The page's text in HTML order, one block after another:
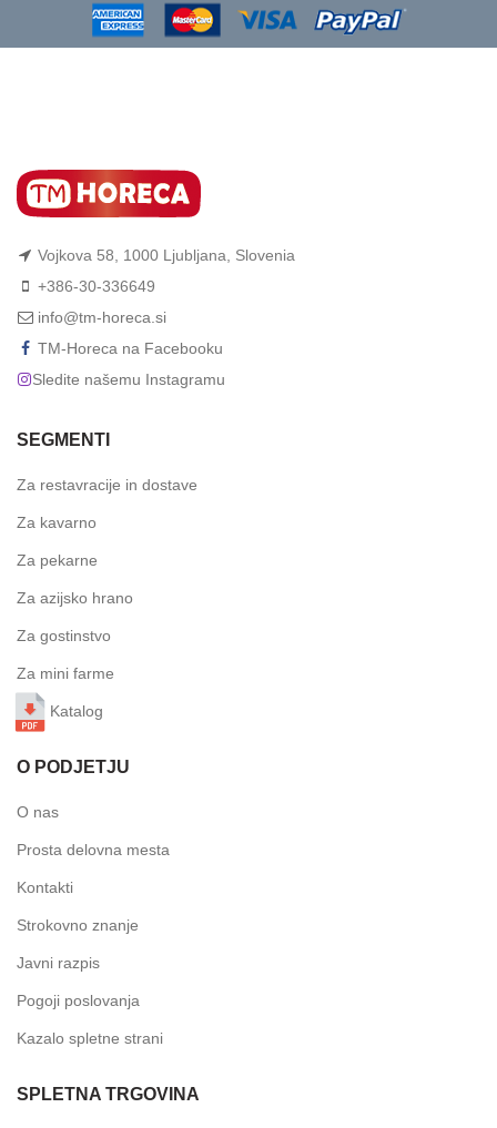
Vojkova 58, 1000 Ljubljana, Slovenia
+386-30-336649
info@tm-horeca.si
TM-Horeca na Facebooku
Sledite našemu Instagramu
SEGMENTI
Za restavracije in dostave
Za kavarno
Za pekarne
Za azijsko hrano
Za gostinstvo
Za mini farme
Katalog
O PODJETJU
O nas
Prosta delovna mesta
Kontakti
Strokovno znanje
Javni razpis
Pogoji poslovanja
Kazalo spletne strani
SPLETNA TRGOVINA